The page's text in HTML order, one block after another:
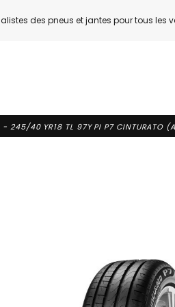
des pneus et jantes pour tous les
- 245/40 YR18 TL 97Y PI P7 CINTURATO